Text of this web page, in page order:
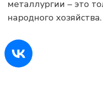
металлургии – это
народного хозяйства.